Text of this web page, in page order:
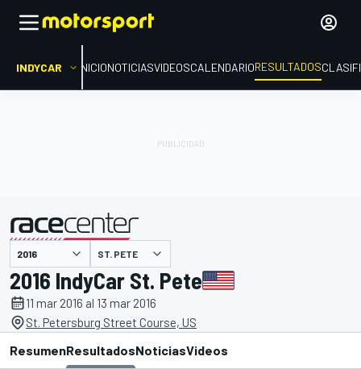
INDYCAR INICIONOTICIASVIDEOSCALENDARIORESULTADOS
presentado por ST. PETE
2016 IndyCar St. Pete
11 mar 2016 al 13 mar 2016
St. Petersburg Street Course, US
ResumenResultadosNoticiasVideos